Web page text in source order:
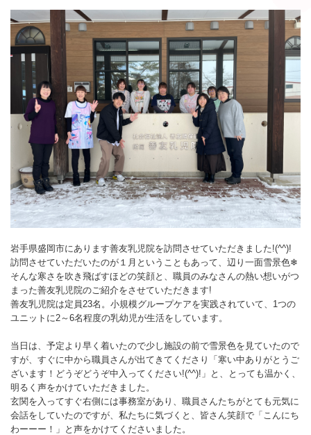
岩手県盛岡市にあります善友乳児院を訪問させていただきました!(^^)!
訪問させていただいたのが１月ということもあって、辺り一面雪景色❄
そんな寒さを吹き飛ばすほどの笑顔と、職員のみなさんの熱い想いがつ
まった善友乳児院のご紹介をさせていただきます!
善友乳児院は定員23名。小規模グループケアを実践されていて、1つの
ユニットに2～6名程度の乳幼児が生活をしています。
当日は、予定より早く着いたので少し施設の前で雪景色を見ていたので
すが、すぐに中から職員さんが出てきてくださり「寒い中ありがとうご
ざいます！どうぞどうぞ中入ってください!(^^)!」と、とっても温かく、
明るく声をかけていただきました。
玄関を入ってすぐ右側には事務室があり、職員さんたちがとても元気に
会話をしていたのですが、私たちに気づくと、皆さん笑顔で「こんにち
わーーー！」と声をかけてくださいました。